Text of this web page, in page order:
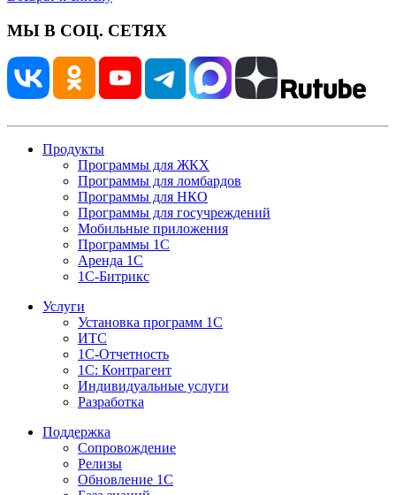
МЫ В СОЦ. СЕТЯХ
Продукты
Программы для ЖКХ
Программы для ломбардов
Программы для НКО
Программы для госучреждений
Мобильные приложения
Программы 1С
Аренда 1С
1С-Битрикс
Услуги
Установка программ 1С
ИТС
1С-Отчетность
1С: Контрагент
Индивидуальные услуги
Разработка
Поддержка
Сопровождение
Релизы
Обновление 1С